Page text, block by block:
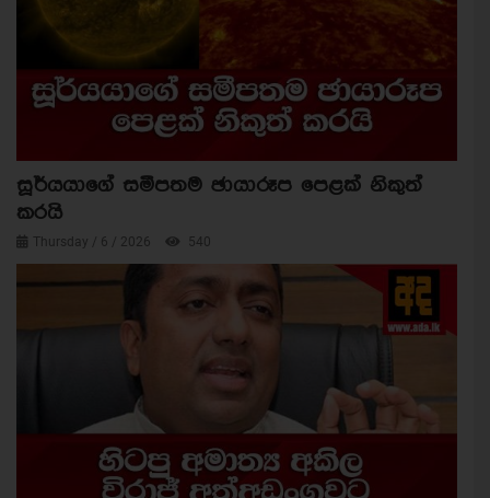
සූර්යයාගේ සමීපතම ඡායාරූප පෙළක් නිකුත්
කරයි
Thursday / 6 / 2026 540